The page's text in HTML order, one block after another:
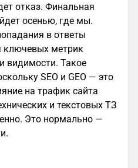
отказ. Финальная
осенью, где мы.
в ответы
ключевых метрик
видимости. Такое
SEO и GEO — это
на трафик сайта
и текстовых ТЗ
Это нормально —